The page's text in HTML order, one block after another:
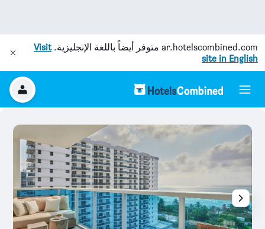
ar.hotelscombined.com متوفر أيضاً باللغة الإنجليزية.Visit
site in English